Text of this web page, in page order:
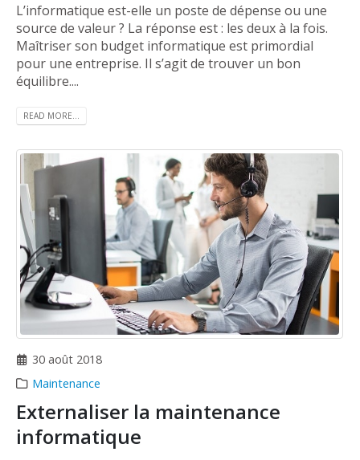
L’informatique est-elle un poste de dépense ou une
source de valeur ? La réponse est : les deux à la fois.
Maîtriser son budget informatique est primordial
pour une entreprise. Il s’agit de trouver un bon
équilibre....
READ MORE...
30 août 2018
Maintenance
Externaliser la maintenance
informatique